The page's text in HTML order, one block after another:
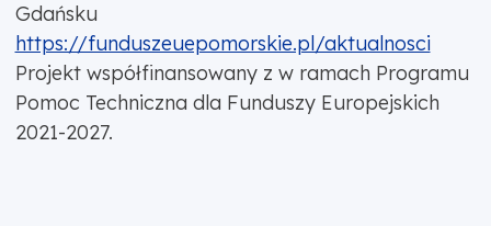
Gdańsku
https://funduszeuepomorskie.pl/aktualnosci
Projekt współfinansowany z w ramach Programu
Pomoc Techniczna dla Funduszy Europejskich
2021-2027.